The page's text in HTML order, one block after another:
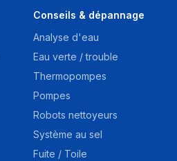
Conseils & dépannage
Analyse d'eau
Eau verte / trouble
Thermopompes
Pompes
Robots nettoyeurs
Système au sel
Fuite / Toile